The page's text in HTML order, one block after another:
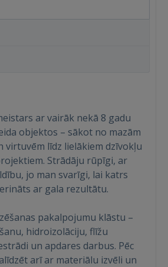
ar vairāk nekā 8 gadu
objektos – sākot no mazām
virtuvēm līdz lielākiem dzīvokļu
Strādāju rūpīgi, ar
jo man svarīgi, lai katrs
ar gala rezultātu.
pakalpojumu klāstu –
hidroizolāciju, flīžu
un apdares darbus. Pēc
arī ar materiālu izvēli un